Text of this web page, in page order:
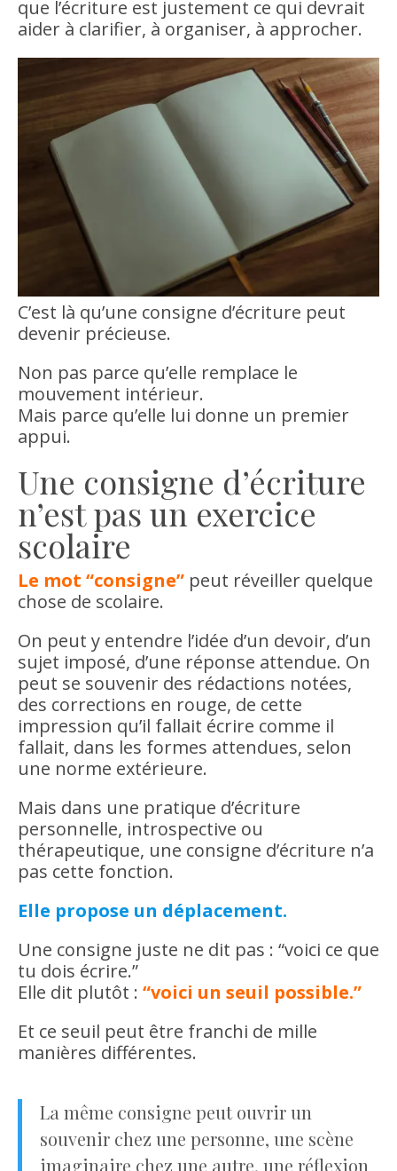
que l’écriture est justement ce qui devrait
aider à clarifier, à organiser, à approcher.
C’est là qu’une consigne d’écriture peut
devenir précieuse.
Non pas parce qu’elle remplace le
mouvement intérieur.
Mais parce qu’elle lui donne un premier
appui.
Une consigne d’écriture
n’est pas un exercice
scolaire
Le mot “consigne” peut réveiller quelque
chose de scolaire.
On peut y entendre l’idée d’un devoir, d’un
sujet imposé, d’une réponse attendue. On
peut se souvenir des rédactions notées,
des corrections en rouge, de cette
impression qu’il fallait écrire comme il
fallait, dans les formes attendues, selon
une norme extérieure.
Mais dans une pratique d’écriture
personnelle, introspective ou
thérapeutique, une consigne d’écriture n’a
pas cette fonction.
Elle propose un déplacement.
Une consigne juste ne dit pas : “voici ce que
tu dois écrire.”
Elle dit plutôt : “voici un seuil possible.”
Et ce seuil peut être franchi de mille
manières différentes.
La même consigne peut ouvrir un
souvenir chez une personne, une scène
imaginaire chez une autre, une réflexion